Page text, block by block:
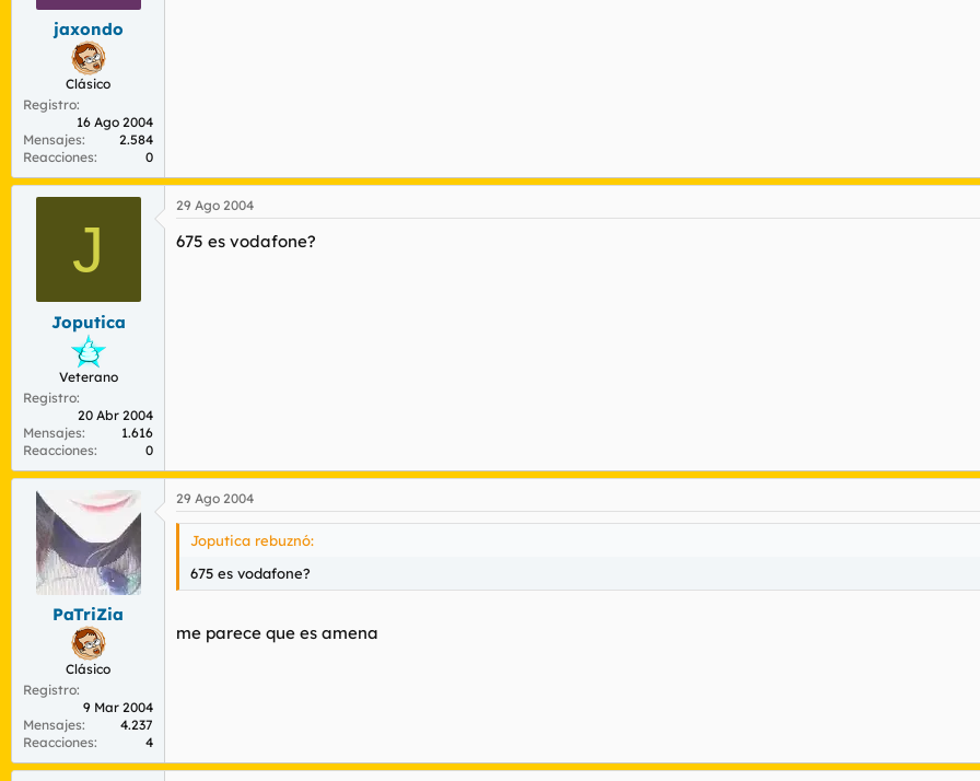
jaxondo
Clásico
Registro
16 Ago 2004
Mensajes
2.584
Reacciones
0
J
Joputica
Veterano
Registro
20 Abr 2004
Mensajes
1.616
Reacciones
0
29 Ago 2004
675 es vodafone?
PaTriZia
Clásico
Registro
9 Mar 2004
Mensajes
4.237
Reacciones
4
29 Ago 2004
Joputica rebuznó:
675 es vodafone?
me parece que es amena